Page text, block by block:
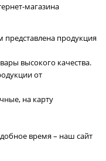
магазина
продукция
высокого качества.
от
на карту
время – наш сайт